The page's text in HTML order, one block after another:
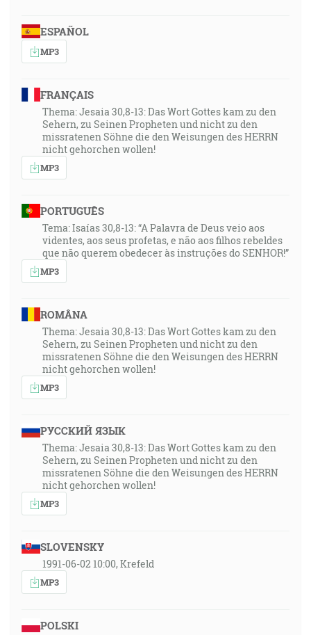
ESPAÑOL
MP3
FRANÇAIS
Thema: Jesaia 30,8-13: Das Wort Gottes kam zu den
Sehern, zu Seinen Propheten und nicht zu den
missratenen Söhne die den Weisungen des HERRN
nicht gehorchen wollen!
MP3
PORTUGUÊS
Tema: Isaías 30,8-13: “A Palavra de Deus veio aos
videntes, aos seus profetas, e não aos filhos rebeldes
que não querem obedecer às instruções do SENHOR!”
MP3
ROMÂNA
Thema: Jesaia 30,8-13: Das Wort Gottes kam zu den
Sehern, zu Seinen Propheten und nicht zu den
missratenen Söhne die den Weisungen des HERRN
nicht gehorchen wollen!
MP3
РУССКИЙ ЯЗЫК
Thema: Jesaia 30,8-13: Das Wort Gottes kam zu den
Sehern, zu Seinen Propheten und nicht zu den
missratenen Söhne die den Weisungen des HERRN
nicht gehorchen wollen!
MP3
SLOVENSKY
1991-06-02 10:00, Krefeld
MP3
POLSKI